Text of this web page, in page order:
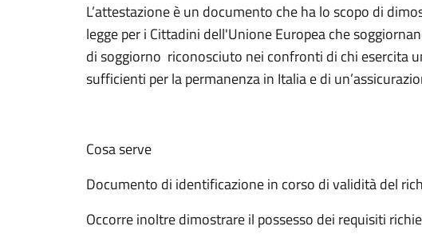
L’attestazione è un documento che ha lo scopo di
legge per i Cittadini dell'Unione Europea che
di soggiorno riconosciuto nei confronti di chi esercita
sufficienti per la permanenza in Italia e di
Cosa serve
Documento di identificazione in corso di validità del
Occorre inoltre dimostrare il possesso dei requisiti